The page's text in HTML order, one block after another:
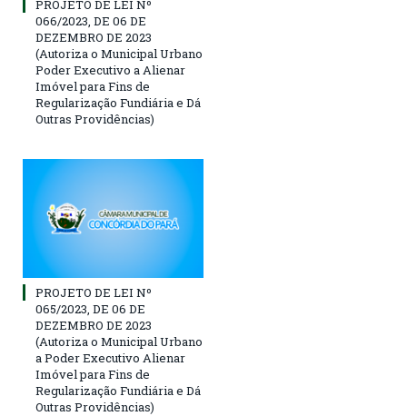
PROJETO DE LEI Nº
066/2023, DE 06 DE
DEZEMBRO DE 2023
(Autoriza o Municipal Urbano
Poder Executivo a Alienar
Imóvel para Fins de
Regularização Fundiária e Dá
Outras Providências)
PROJETO DE LEI Nº
065/2023, DE 06 DE
DEZEMBRO DE 2023
(Autoriza ο Municipal Urbano
a Poder Executivo Alienar
Imóvel para Fins de
Regularização Fundiária e Dá
Outras Providências)